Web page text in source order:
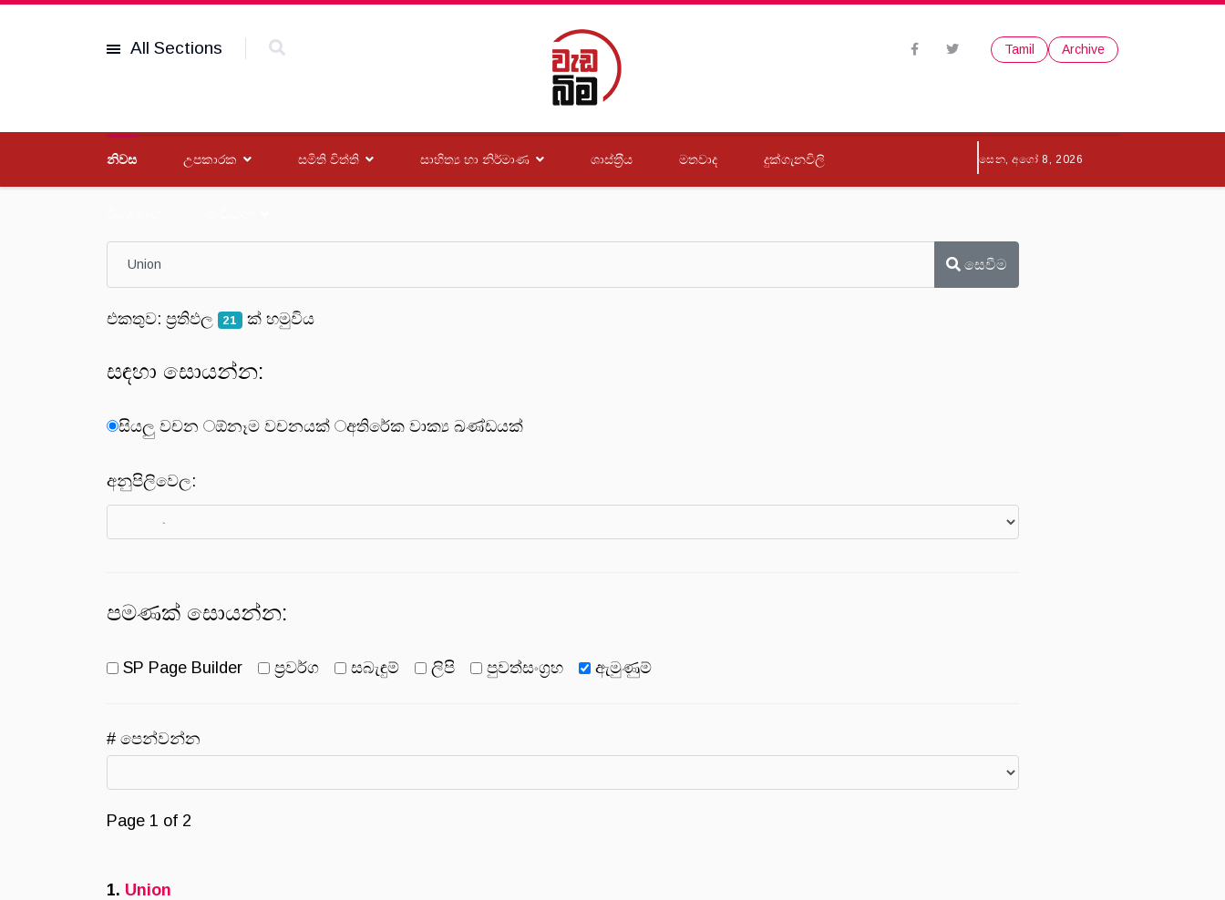
All Sections Tamil Archive
නිවස උපකාරක සමිති විත්ති සාහිත්‍ය හා නිර්මාණ ශාස්ත‍්‍රීය මතවාද දුක්ගැනවිලි සෙන, අගෝ 8, 2026
සෙවීම
එකතුව: ප්‍රතිඵල 21 ක් හමුවිය
සඳහා සොයන්න:
සියලු වචන ඕනෑම වචනයක් අතිරේක වාක්‍ය ඛණ්ඩයක්
අනුපිලිවෙල:
පමණක් සොයන්න:
SP Page Builder ප්‍රවර්ග සබැඳුම් ලිපි පුවත්සංග්‍රහ ඇමුණුම්
# පෙන්වන්න
Page 1 of 2
1. Union